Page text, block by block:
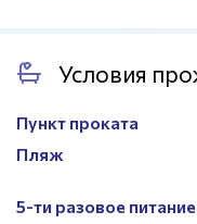
Волейбольная сетка
Сауна
Условия
Пункт проката
Пляж
5-ти разовое питание